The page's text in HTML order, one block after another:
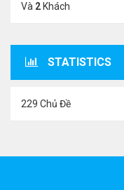
Và 2 Khách
STATISTICS
229 Chủ Đề